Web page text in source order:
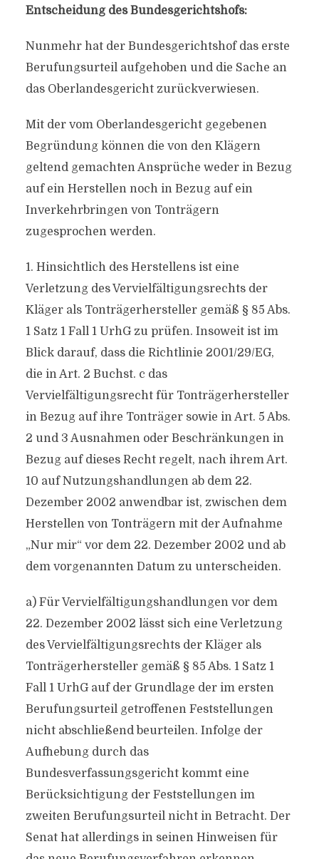
Entscheidung des Bundesgerichtshofs:
Nunmehr hat der Bundesgerichtshof das erste
Berufungsurteil aufgehoben und die Sache an
das Oberlandesgericht zurückverwiesen.
Mit der vom Oberlandesgericht gegebenen
Begründung können die von den Klägern
geltend gemachten Ansprüche weder in Bezug
auf ein Herstellen noch in Bezug auf ein
Inverkehrbringen von Tonträgern
zugesprochen werden.
1. Hinsichtlich des Herstellens ist eine
Verletzung des Vervielfältigungsrechts der
Kläger als Tonträgerhersteller gemäß § 85 Abs.
1 Satz 1 Fall 1 UrhG zu prüfen. Insoweit ist im
Blick darauf, dass die Richtlinie 2001/29/EG,
die in Art. 2 Buchst. c das
Vervielfältigungsrecht für Tonträgerhersteller
in Bezug auf ihre Tonträger sowie in Art. 5 Abs.
2 und 3 Ausnahmen oder Beschränkungen in
Bezug auf dieses Recht regelt, nach ihrem Art.
10 auf Nutzungshandlungen ab dem 22.
Dezember 2002 anwendbar ist, zwischen dem
Herstellen von Tonträgern mit der Aufnahme
„Nur mir“ vor dem 22. Dezember 2002 und ab
dem vorgenannten Datum zu unterscheiden.
a) Für Vervielfältigungshandlungen vor dem
22. Dezember 2002 lässt sich eine Verletzung
des Vervielfältigungsrechts der Kläger als
Tonträgerhersteller gemäß § 85 Abs. 1 Satz 1
Fall 1 UrhG auf der Grundlage der im ersten
Berufungsurteil getroffenen Feststellungen
nicht abschließend beurteilen. Infolge der
Aufhebung durch das
Bundesverfassungsgericht kommt eine
Berücksichtigung der Feststellungen im
zweiten Berufungsurteil nicht in Betracht. Der
Senat hat allerdings in seinen Hinweisen für